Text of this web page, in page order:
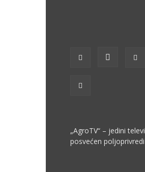
„AgroTV“ – jedini
posvećen